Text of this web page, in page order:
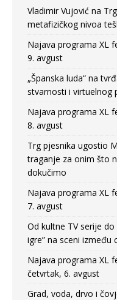
Vladimir Vujović na
metafizičkog nivoa
Najava programa XL
9. avgust
„Španska luda“ na
stvarnosti i virtuelnog
Najava programa XL
8. avgust
Trg pjesnika ugostio
traganje za onim što
dokučimo
Najava programa XL
7. avgust
Od kultne TV serije
igre” na sceni između
Najava programa XL
četvrtak, 6. avgust
Grad, voda, drvo i